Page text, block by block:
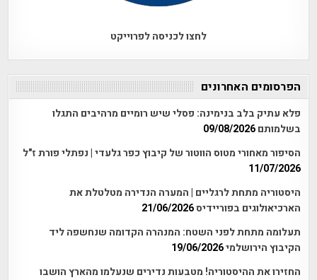
לחצו לכניסה לפרוייקט
הפרסומים האחרונים
פלא עתיק בלב בנימינה: פסלי שיש רומיים מרהיבים התגלו
בשלמותם 09/08/2026
הסיפור מאחורי מטוס הווטור של קיבוץ כפר גלעדי | נפתלי פורת ז"ל
11/07/2026
היסטוריה מתחת לרגליים | המערה הנדירה מטלטלת את
הארכיאולוגים בפוריידיס21/06/2026
תעלומה מתחת לפני השטח: המנהרה הקדומה שנחשפה ליד
הקיבוץ הירושלמי19/06/2026
החזירו את ההיסטוריה! מטבעות נדירים שנעלמו מהארץ הושבו